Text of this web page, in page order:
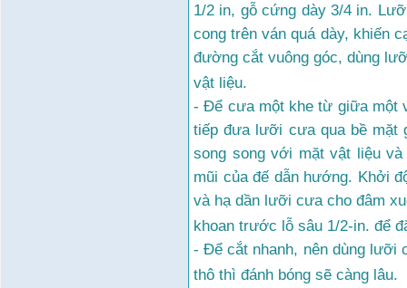
1/2 in, gỗ cứng dày 3/4 in.
cong trên ván quá dày, khiến
đường cắt vuông góc, dùng
vật liệu.
- Để cưa một khe từ giữa một
tiếp đưa lưỡi cưa qua bề mặt
song song với mặt vật liệu
mũi của đế dẫn hướng. Khởi
và hạ dần lưỡi cưa cho đâm
khoan trước lỗ sâu 1/2-in. để
- Để cắt nhanh, nên dùng lưỡi
thô thì đánh bóng sẽ càng lâu.